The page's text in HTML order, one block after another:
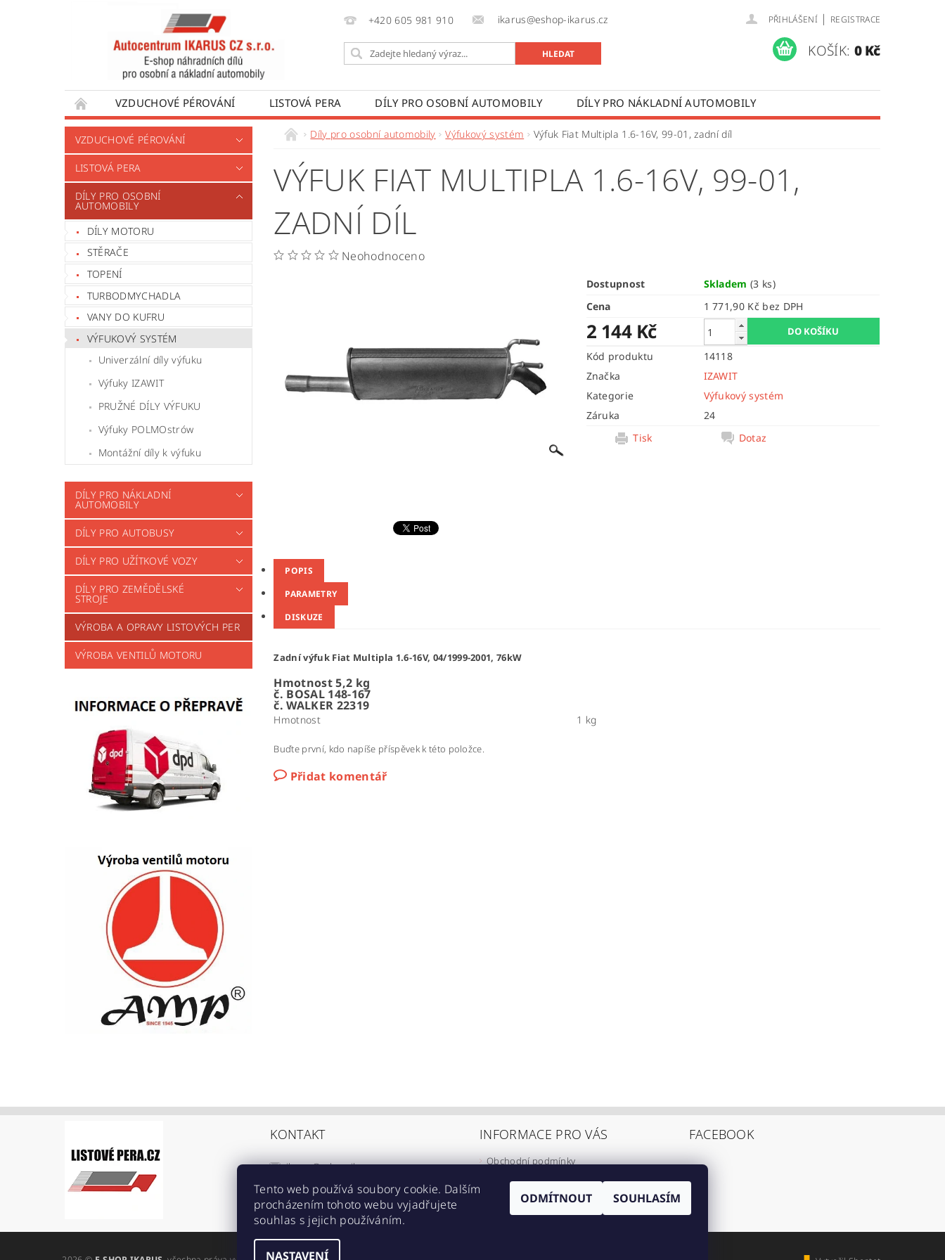
+420 605 981 910 ikarus@eshop-ikarus.cz PŘIHLÁŠENÍ | REGISTRACE
KOŠÍK: 0 Kč
VZDUCHOVÉ PÉROVÁNÍ LISTOVÁ PERA DÍLY PRO OSOBNÍ AUTOMOBILY
DÍLY PRO NÁKLADNÍ AUTOMOBILY
DÍLY PRO AUTOBUSY
DÍLY PRO UŽÍTKOVÉ VOZY DÍLY PRO ZEMĚDĚLSKÉ STROJE
VÝROBA A OPRAVY LISTOVÝCH PER
VÝROBA VENTILŮ MOTORU
VZDUCHOVÉ PÉROVÁNÍ
LISTOVÁ PERA
DÍLY PRO OSOBNÍ
AUTOMOBILY
DÍLY MOTORU
STĚRAČE
TOPENÍ
TURBODMYCHADLA
VANY DO KUFRU
VÝFUKOVÝ SYSTÉM
Univerzální díly výfuku
Výfuky IZAWIT
PRUŽNÉ DÍLY VÝFUKU
Výfuky POLMOstrów
Montážní díly k výfuku
DÍLY PRO NÁKLADNÍ
AUTOMOBILY
DÍLY PRO AUTOBUSY
DÍLY PRO UŽÍTKOVÉ VOZY
DÍLY PRO ZEMĚDĚLSKÉ
STROJE
VÝROBA A OPRAVY LISTOVÝCH PER
VÝROBA VENTILŮ MOTORU
Díly pro osobní automobily Výfukový systém Výfuk Fiat Multipla 1.6-16V, 99-01, zadní díl
VÝFUK FIAT MULTIPLA 1.6-16V, 99-01,
ZADNÍ DÍL
Neohodnoceno
Dostupnost Skladem(3 ks)
Cena
1 771,90 Kč bez DPH
2 144 Kč
Kód produktu
14118
Značka
IZAWIT
Kategorie
Výfukový systém
Záruka
24
Tisk
Dotaz
POPIS
PARAMETRY
DISKUZE
Zadní výfuk Fiat Multipla 1.6-16V, 04/1999-2001, 76kW
Hmotnost 5,2 kg
č. BOSAL 148-167
č. WALKER 22319
Hmotnost 1 kg
Buďte první, kdo napíše příspěvek k této položce.
Přidat komentář
KONTAKT
ikarus@eshop-ikarus.cz
+420 605 981 910
https://www.facebook.com/eshopikarus/?
ref=br_rs
INFORMACE PRO VÁS
Obchodní podmínky
Informace o přepravě
FACEBOOK
Tento web používá soubory cookie. Dalším
procházením tohoto webu vyjadřujete
souhlas s jejich používáním.
NASTAVENÍ
ODMÍTNOUT SOUHLASÍM